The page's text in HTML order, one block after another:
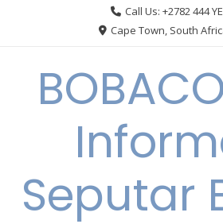
Call Us: +2782 444
Cape Town, South
Seputar